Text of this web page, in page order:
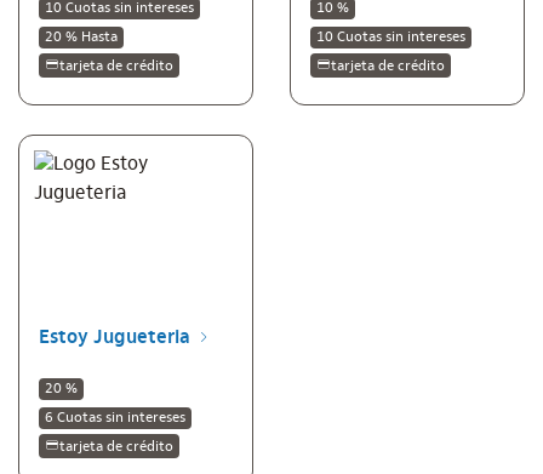
10 Cuotas sin intereses
20 % Hasta
tarjeta de crédito
10 %
10 Cuotas sin intereses
tarjeta de crédito
Estoy Jugueteria
20 %
6 Cuotas sin intereses
tarjeta de crédito